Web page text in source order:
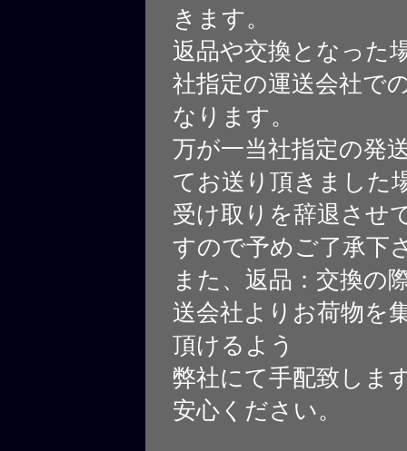
きます。
返品や交換となった
社指定の運送会社で
なります。
万が一当社指定の発
てお送り頂きました
受け取りを辞退させ
すので予めご了承下
また、返品：交換の
送会社よりお荷物を
頂けるよう
弊社にて手配致しま
安心ください。